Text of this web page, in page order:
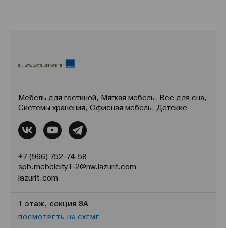
Мебель для гостиной, Мягкая мебель, Все для сна,
Системы хранения, Офисная мебель, Детские
+7 (966) 752-74-58
spb.mebelcity1-2@nw.lazurit.com
lazurit.com
1 этаж, секция 8А
ПОСМОТРЕТЬ НА СХЕМЕ